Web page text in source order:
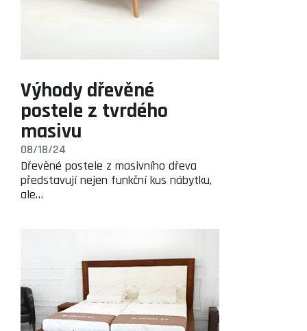
Výhody dřevěné
postele z tvrdého
masivu
08/18/24
Dřevěné postele z masivního dřeva
představují nejen funkční kus nábytku,
ale…